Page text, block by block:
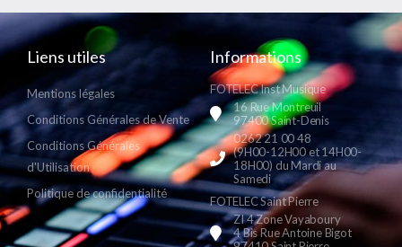
Liens utiles
Mentions légales
Conditions Générales de Vente
Conditions Générales
d'Utilisation
Politique de confidentialité
Informations
FOTELEC Inst Musique
16 Rue Montreuil
97400 Saint-Denis
0262 21 00 48
(9H00-12H00 et 14H00-
18H00) du Mardi au
Samedi
FOTELEC Saint Pierre
ZI 4 Zone Vayaboury
4 Bis Rue Antoine Bigot